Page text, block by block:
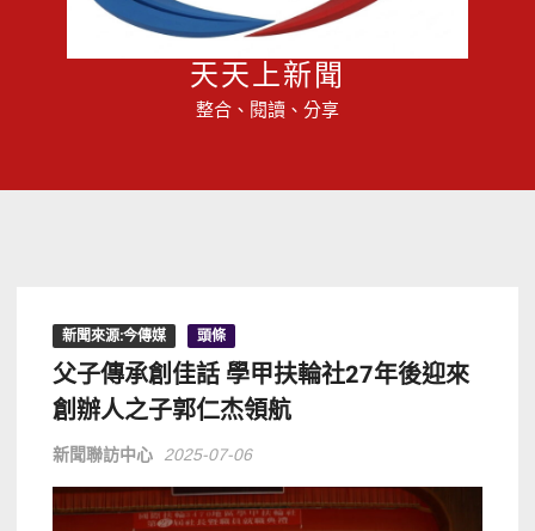
天天上新聞
整合、閱讀、分享
新聞來源:今傳媒 頭條
父子傳承創佳話 學甲扶輪社27年後迎來
創辦人之子郭仁杰領航
新聞聯訪中心 2025-07-06